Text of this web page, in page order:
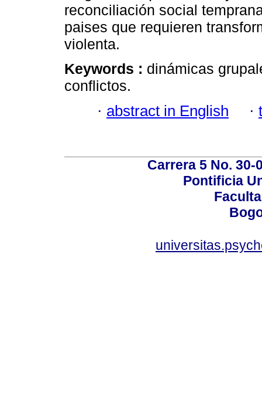
reconciliación social
paises que requieren
violenta.
Keywords : dinámicas
conflictos.
· abstract in English ·
Carrera 5 No.
Pontificia